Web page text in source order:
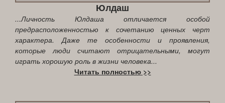
Юлдаш
...Личность Юлдаша отличается особой
предрасположенностью к сочетанию ценных черт
характера. Даже те особенности и проявления,
которые люди считают отрицательными, могут
играть хорошую роль в жизни человека...
Читать полностью >>